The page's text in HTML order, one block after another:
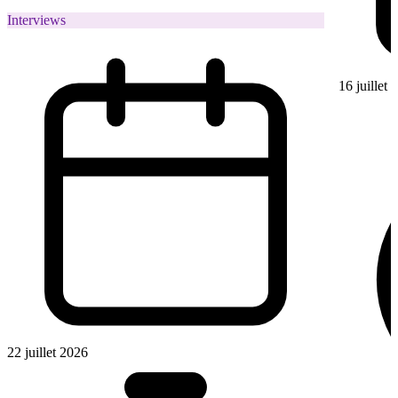
Interviews
22 juillet 2026
16 juillet